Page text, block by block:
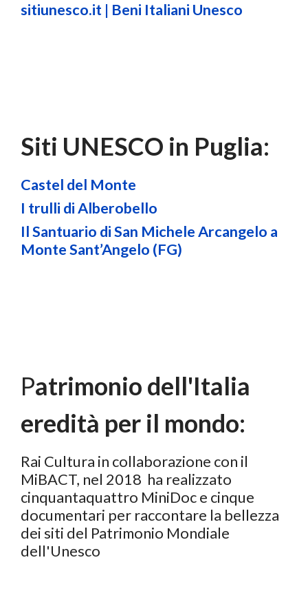
sitiunesco.it | Beni Italiani Unesco
Siti UNESCO in Puglia:
Castel del Monte
I trulli di Alberobello
Il Santuario di San Michele Arcangelo a
Monte Sant’Angelo (FG)
Patrimonio dell'Italia
eredità per il mondo:
Rai Cultura in collaborazione con il
MiBACT, nel 2018 ha realizzato
cinquantaquattro MiniDoc e cinque
documentari per raccontare la bellezza
dei siti del Patrimonio Mondiale
dell'Unesco